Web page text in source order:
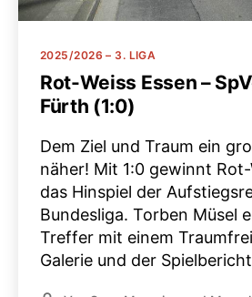
Kategorien
2025/2026 – 3. LIGA
Rot-Weiss Essen –
Fürth (1:0)
Dem Ziel und Traum ein
näher! Mit 1:0 gewinnt Rot-
das Hinspiel der
Bundesliga. Torben Müsel
Treffer mit einem
Galerie und der